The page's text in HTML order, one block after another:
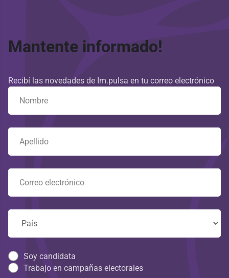
Mantente informado!
Recibí las novedades de Im.pulsa en tu correo electrónico
Soy candidata
Trabajo en campañas electorales